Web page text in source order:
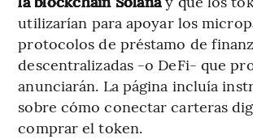
utilizarían para apoyar los
protocolos de préstamo de
descentralizadas -o DeFi- que
anunciarán. La página incluía
sobre cómo conectar carteras
comprar el token.